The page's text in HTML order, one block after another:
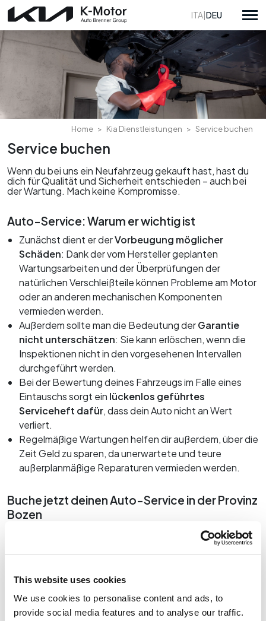
This website uses cookies
We use cookies to personalise content and ads, to
provide social media features and to analyse our traffic.
ITA|DEU
Alle Aktionen
Verkaufsangebote
Serviceangebote
Alle Standorte
K-Motor Bozen
K-Motor Bruneck
Auto Brenner Gebraucht & Kia Verkauf Brixen
Über uns
Arbeiten Sie mit uns
Datenschutzerklärung
Kia Neuwagen
Kia Gebrauchtwagen
Langzeitmiete
Bewerten Sie Ihren Gebrauchtwagen
Finanzierung
Personalisierte Versicherung
Servicetermin buchen
Räder und Reifen
Express Service
Ersatzteile und Zubehör
Revision
Karosserie
Home Kia Dienstleistungen Service buchen
Service buchen
Wenn du bei uns ein Neufahrzeug gekauft hast, hast du
dich für Qualität und Sicherheit entschieden – auch bei
der Wartung. Mach keine Kompromisse.
Auto-Service: Warum er wichtig ist
Zunächst dient er derVorbeugung möglicher
Schäden: Dank der vom Hersteller geplanten
Wartungsarbeiten und der Überprüfungen der
natürlichen Verschleißteile können Probleme am Motor
oder an anderen mechanischen Komponenten
vermieden werden.
Außerdem sollte man die Bedeutung derGarantie
nicht unterschätzen: Sie kann erlöschen, wenn die
Inspektionen nicht in den vorgesehenen Intervallen
durchgeführt werden.
Bei der Bewertung deines Fahrzeugs im Falle eines
Eintauschs sorgt ein lückenlos geführtes
Serviceheft dafür, dass dein Auto nicht an Wert
verliert.
Regelmäßige Wartungen helfen dir außerdem, über die
Zeit Geld zu sparen, da unerwartete und teure
außerplanmäßige Reparaturen vermieden werden.
Buche jetzt deinen Auto-Service in der Provinz
Bozen
Um unseren Werkstattservice zu buchen, fülle einfach
aus – ein Mitarbeiter wird
kannst du uns auch in Bozen oder Bruneck besuchen:
Wünsche.